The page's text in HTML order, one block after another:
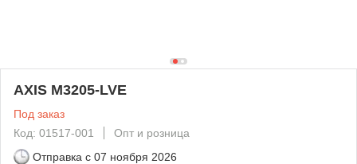
AXIS M3205-LVE
Под заказ
Код: 01517-001
Опт и розница
Отправка с 07 ноября 2026